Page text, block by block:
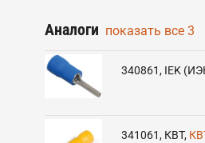
Аналоги показать все 3
340861, IEK
341061, КВТ,